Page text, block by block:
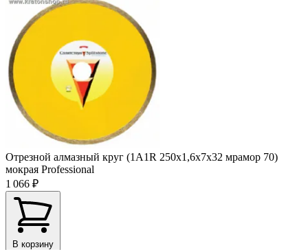
Отрезной алмазный круг (1A1R 250x1,6x7x32 мрамор 70)
мокрая Professional
1 066 ₽
В корзину